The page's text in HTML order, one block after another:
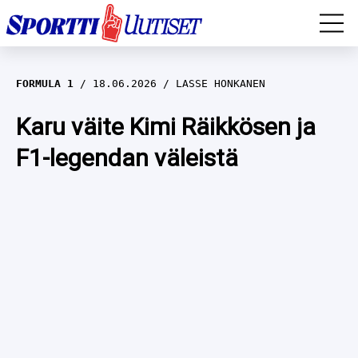
EM-YLEISURHEILU
JÄÄKIEKKO
YLEISURHEILU
FORMULA 1 18.06.2026 LASSE HONKANEN
Karu väite Kimi Räikkösen ja
F1-legendan väleistä